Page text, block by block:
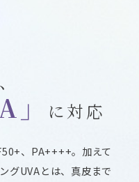
に対応
、PA++++。加えて
グUVAとは、真皮まで